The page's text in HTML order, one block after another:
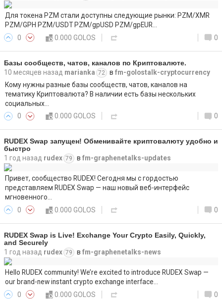
Для токена PZM стали доступны следующие рынки: PZM/XMR
PZM/GPH PZM/USDT PZM/gpUSD PZM/gpEUR…
0
0.000 GOLOS 0
Базы сообществ, чатов, каналов по Криптовалюте.
10 месяцев назад marianka 72 в fm-golostalk-cryptocurrency
Кому нужны разные базы сообществ, чатов, каналов на
тематику Криптовалюта? В наличии есть базы нескольких
социальных…
0
0.000 GOLOS 0
RUDEX Swap запущен! Обменивайте криптовалюту удобно и
быстро
1 год назад rudex 79 в fm-graphenetalks-updates
Привет, сообщество RUDEX! Сегодня мы с гордостью
представляем RUDEX Swap — наш новый веб-интерфейс
мгновенного…
0
0.000 GOLOS 0
RUDEX Swap is Live! Exchange Your Crypto Easily, Quickly,
and Securely
1 год назад rudex 79 в fm-graphenetalks-news
Hello RUDEX community! We’re excited to introduce RUDEX Swap —
our brand-new instant crypto exchange interface…
0
0.000 GOLOS 0